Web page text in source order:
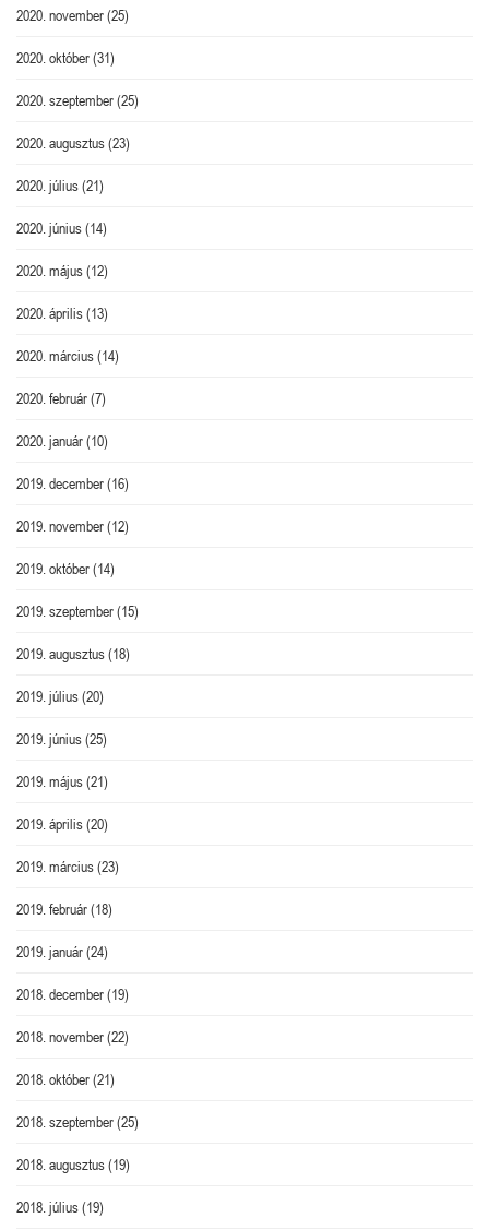
2020. november(25)
2020. október(31)
2020. szeptember(25)
2020. augusztus(23)
2020. július(21)
2020. június(14)
2020. május(12)
2020. április(13)
2020. március(14)
2020. február(7)
2020. január(10)
2019. december(16)
2019. november(12)
2019. október(14)
2019. szeptember(15)
2019. augusztus(18)
2019. július(20)
2019. június(25)
2019. május(21)
2019. április(20)
2019. március(23)
2019. február(18)
2019. január(24)
2018. december(19)
2018. november(22)
2018. október(21)
2018. szeptember(25)
2018. augusztus(19)
2018. július(19)